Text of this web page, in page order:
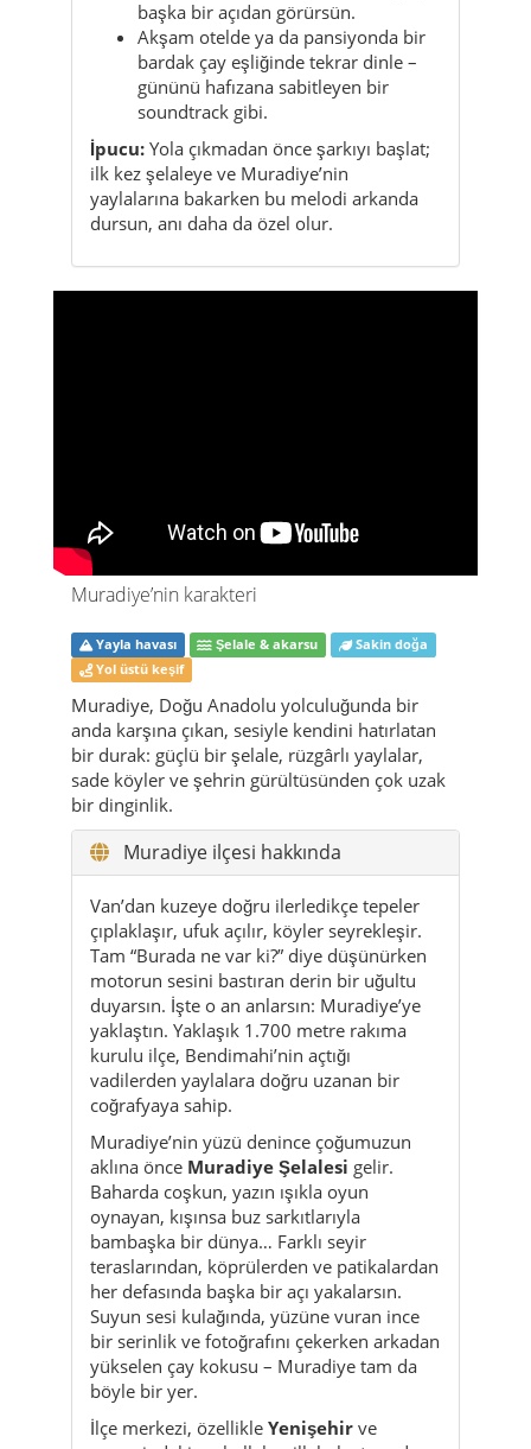
İpucu:Yola çıkmadan önce şarkıyı başlat;
ilk kez şelaleye ve Muradiye’nin
yaylalarına bakarken bu melodi arkanda
dursun, anı daha da özel olur.
Yayla havası Şelale & akarsu
Yol üstü keşif
Muradiye, Doğu Anadolu yolculuğunda bir
anda karşına çıkan, sesiyle kendini hatırlatan
bir durak: güçlü bir şelale, rüzgârlı yaylalar,
sade köyler ve şehrin gürültüsünden çok uzak
bir dinginlik.
Muradiye ilçesi hakkında
Van’dan kuzeye doğru ilerledikçe tepeler
çıplaklaşır, ufuk açılır, köyler seyrekleşir.
Tam “Burada ne var ki?” diye düşünürken
motorun sesini bastıran derin bir uğultu
duyarsın. İşte o an anlarsın: Muradiye’ye
yaklaştın. Yaklaşık 1.700 metre rakıma
kurulu ilçe, Bendimahi’nin açtığı
vadilerden yaylalara doğru uzanan bir
coğrafyaya sahip.
Muradiye’nin yüzü denince çoğumuzun
aklına önceMuradiye Şelalesi gelir.
Baharda coşkun, yazın ışıkla oyun
oynayan, kışınsa buz sarkıtlarıyla
bambaşka bir dünya… Farklı seyir
teraslarından, köprülerden ve patikalardan
her defasında başka bir açı yakalarsın.
Suyun sesi kulağında, yüzüne vuran ince
bir serinlik ve fotoğrafını çekerken arkadan
yükselen çay kokusu – Muradiye tam da
böyle bir yer.
İlçe merkezi, özellikleYenişehirve
çevresindeki mahalleler, ilk bakışta sade
bir Doğu Anadolu kasabası gibi görünür:
dükkânlar, fırınlar, kahvehaneler,
marketler, okul çıkışında kalabalıklaşan
sokaklar. Ama birkaç saat geçirince,